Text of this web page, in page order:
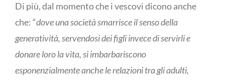
Di più, dal momento che i vescovi dicono anche
che: “dove una società smarrisce il senso della
generatività, servendosi dei figli invece di servirli e
donare loro la vita, si imbarbariscono
esponenzialmente anche le relazioni tra gli adulti,